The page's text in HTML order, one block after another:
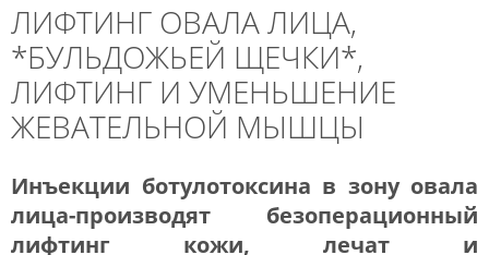
ЛИФТИНГ ОВАЛА ЛИЦА,
*БУЛЬДОЖЬЕЙ ЩЕЧКИ*,
ЛИФТИНГ И УМЕНЬШЕНИЕ
ЖЕВАТЕЛЬНОЙ МЫШЦЫ
Инъекции ботулотоксина в зону овала
лица-производят безоперационный
лифтинг кожи, лечат и